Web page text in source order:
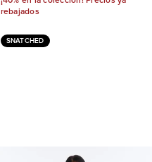
rebajados
SNATCHED